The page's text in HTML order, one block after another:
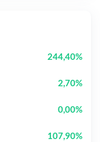
244,40%
2,70%
0,00%
107,90%